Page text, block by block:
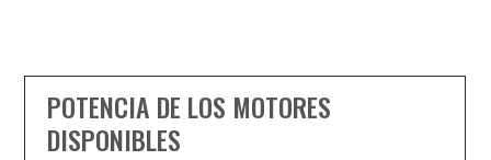
POTENCIA DE LOS MOTORES
DISPONIBLES